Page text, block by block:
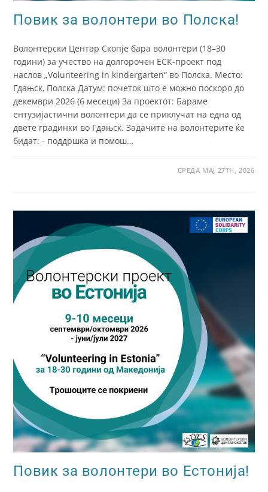
Повик за волонтери во Полска!
Волонтерски Центар Скопје бара волонтери (18–30
години) за учество на долгорочен ЕСК-проект под
наслов „Volunteering in kindergarten“ во Полска. Место:
Гдањск, Полска Датум: почеток што е можно поскоро до
декември 2026 (6 месеци) За проектот: Бараме
ентузијастични волонтери да се приклучат на една од
двете градинки во Гдањск. Задачите на волонтерите ќе
бидат: - поддршка и помош…
СРЕДА МАЈ 27TH, 2026
Повик за волонтери во Естонија!